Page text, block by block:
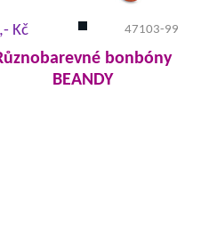
Kč 47103-99
bonbóny
BEANDY